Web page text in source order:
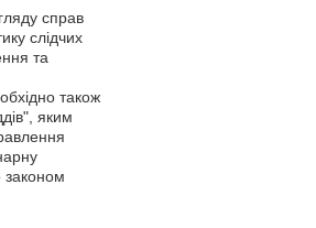
справ
слідчих
та
також
яким
законом